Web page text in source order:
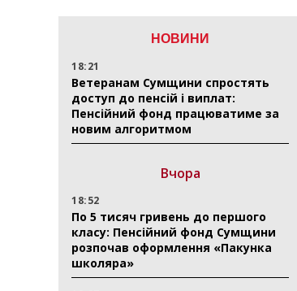
НОВИНИ
18:21
Ветеранам Сумщини спростять
доступ до пенсій і виплат:
Пенсійний фонд працюватиме за
новим алгоритмом
Вчора
18:52
По 5 тисяч гривень до першого
класу: Пенсійний фонд Сумщини
розпочав оформлення «Пакунка
школяра»